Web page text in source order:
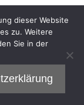
dieser Website
zu. Weitere
Sie in der